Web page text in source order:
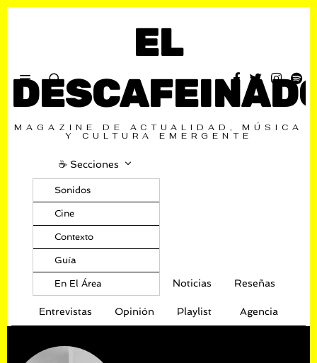
EL
MAGAZINE DE ACTUALIDAD, MÚSICA
Y CULTURA EMERGENTE
☕️ Secciones
Sonidos
Cine
Contexto
Guía
En El Área Noticias Reseñas
Entrevistas Opinión Playlist Agencia